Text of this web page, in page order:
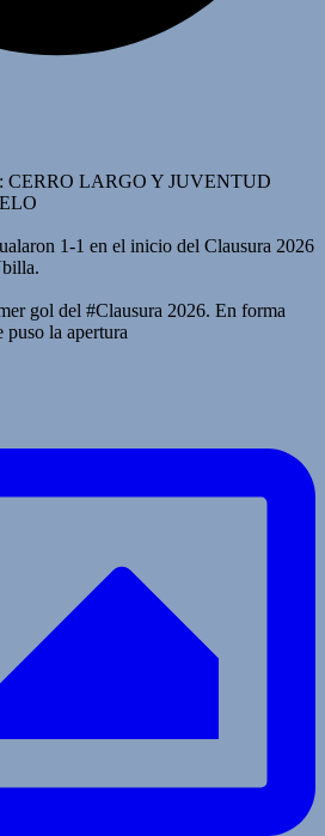
LARGO Y JUVENTUD
1-1 en el inicio del Clausura 2026
gol del #Clausura 2026. En forma
la apertura